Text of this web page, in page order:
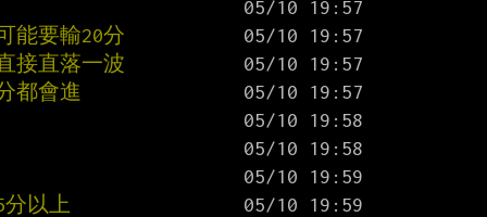
能要輸20分
接直落一波
都會進
以上